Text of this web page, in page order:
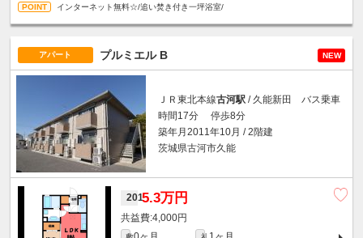
インターネット無料☆/追い焚き付き一坪浴室/
アパート プルミエル B NEW
ＪＲ東北本線古河駅 / 久能新田 バス乗車
時間17分 停歩8分
築年月2011年10月 / 2階建
茨城県古河市久能
2015.3万円
4,000円